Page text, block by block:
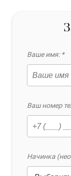
Ваше имя: *
Ваш номер
Начинка